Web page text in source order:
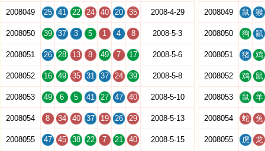
2008049 25 41 22 24 40 20 35 2008-4-29
2008050 39 37 3 5 1 4 8 2008-5-3
2008051 26 28 13 8 49 7 17 2008-5-6
2008052 16 49 35 31 37 24 39 2008-5-8
2008053 49 6 5 41 27 47 40 2008-5-10
2008054 8 34 40 37 19 26 29 2008-5-13
2008055 47 45 38 22 7 21 40 2008-5-15
2008049 鼠 猴
2008050 狗 鼠
2008051 猪 鸡
2008052 鸡 鼠
2008053 鼠 羊
2008054 蛇 兔
2008055 虎 龙